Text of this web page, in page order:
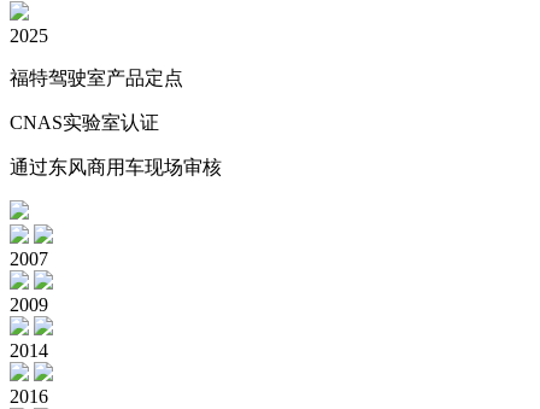
2025
福特驾驶室产品定点
CNAS实验室认证
通过东风商用车现场审核
2007
2009
2014
2016